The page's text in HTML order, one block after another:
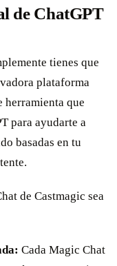
de ChatGPT
tienes que
plataforma
herramienta que
para ayudarte a
basadas en tu
de Castmagic sea
Cada Magic Chat